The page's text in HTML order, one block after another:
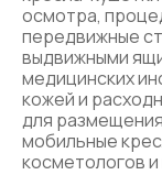
осмотра,
передвижные
выдвижными
медицинских
кожей и
для
мобильные
косметологов